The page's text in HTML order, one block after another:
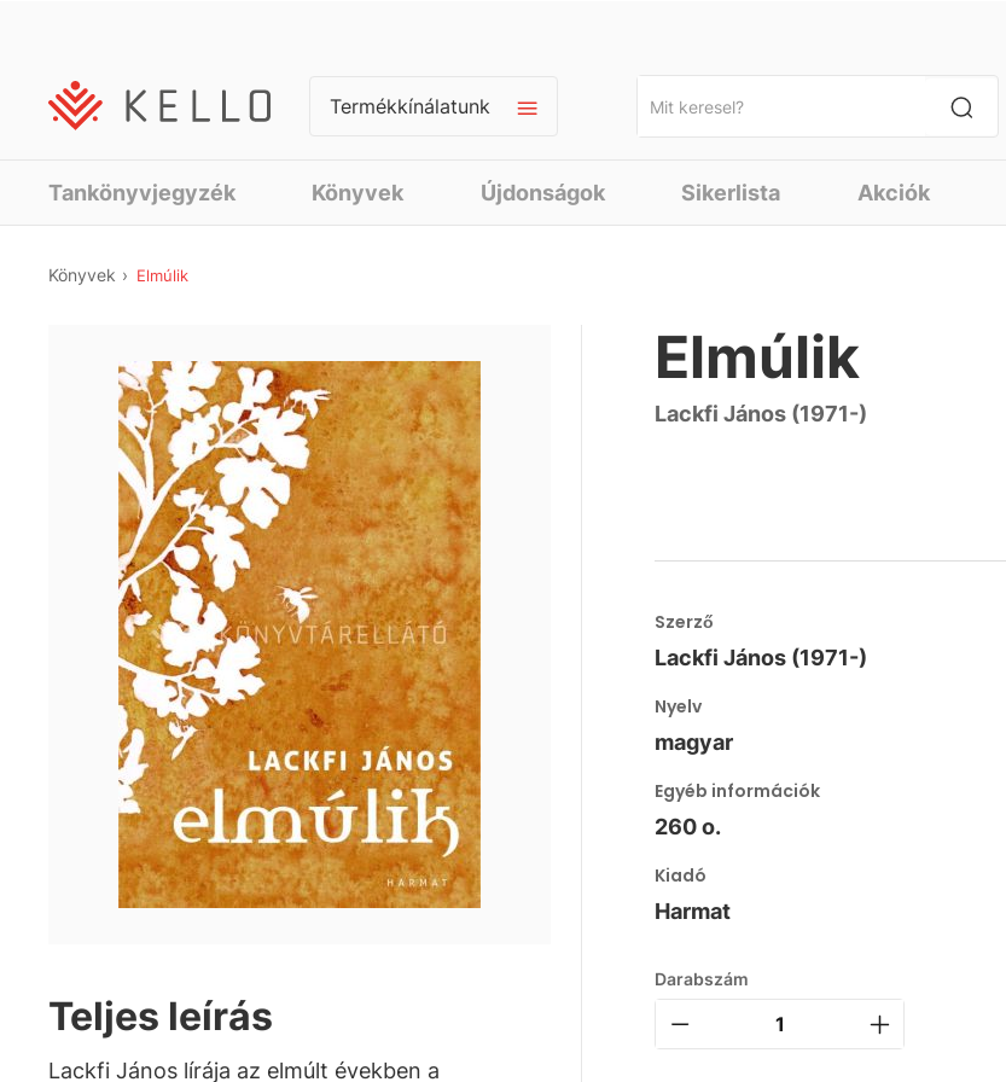
Termékkínálatunk
Tankönyvjegyzék Könyvek Újdonságok Sikerlista Akciók
Könyvek Elmúlik
Teljes leírás
Lackfi János lírája az elmúlt években a
Elmúlik
Lackfi János (1971-)
Szerző
Lackfi János (1971-)
Nyelv
magyar
Egyéb információk
260 o.
Kiadó
Harmat
Darabszám